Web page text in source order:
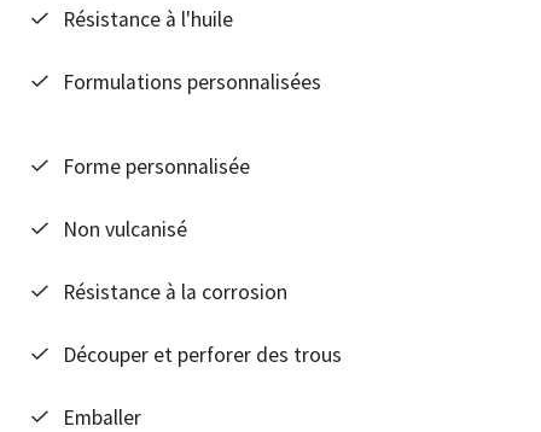
Résistance à l'huile
Formulations personnalisées
Forme personnalisée
Non vulcanisé
Résistance à la corrosion
Découper et perforer des trous
Emballer